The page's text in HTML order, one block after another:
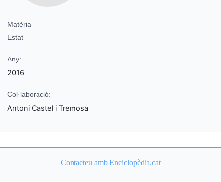
Matèria
Estat
Any:
2016
Col·laboració:
Antoni Castel i Tremosa
Contacteu amb Enciclopèdia.cat